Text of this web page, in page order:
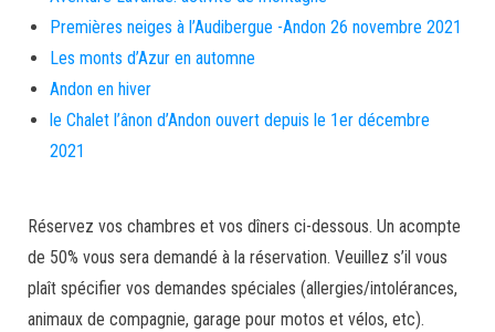
Premières neiges à l’Audibergue -Andon 26 novembre 2021
Les monts d’Azur en automne
Andon en hiver
le Chalet l’ânon d’Andon ouvert depuis le 1er décembre
2021
Réservez vos chambres et vos dîners ci-dessous. Un acompte
de 50% vous sera demandé à la réservation. Veuillez s’il vous
plaît spécifier vos demandes spéciales (allergies/intolérances,
animaux de compagnie, garage pour motos et vélos, etc).